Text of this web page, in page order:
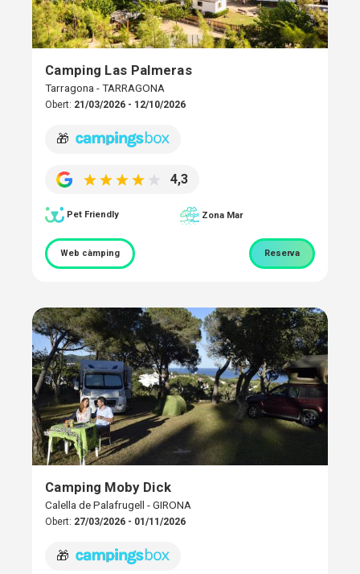
Camping Las Palmeras
Tarragona - TARRAGONA
Obert: 21/03/2026 - 12/10/2026
🎁
4,3
Pet Friendly Zona Mar
Web càmping Reserva
Camping Moby Dick
Calella de Palafrugell - GIRONA
Obert: 27/03/2026 - 01/11/2026
🎁